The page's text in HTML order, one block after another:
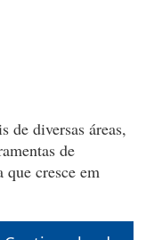
de diversas áreas,
de
que cresce em